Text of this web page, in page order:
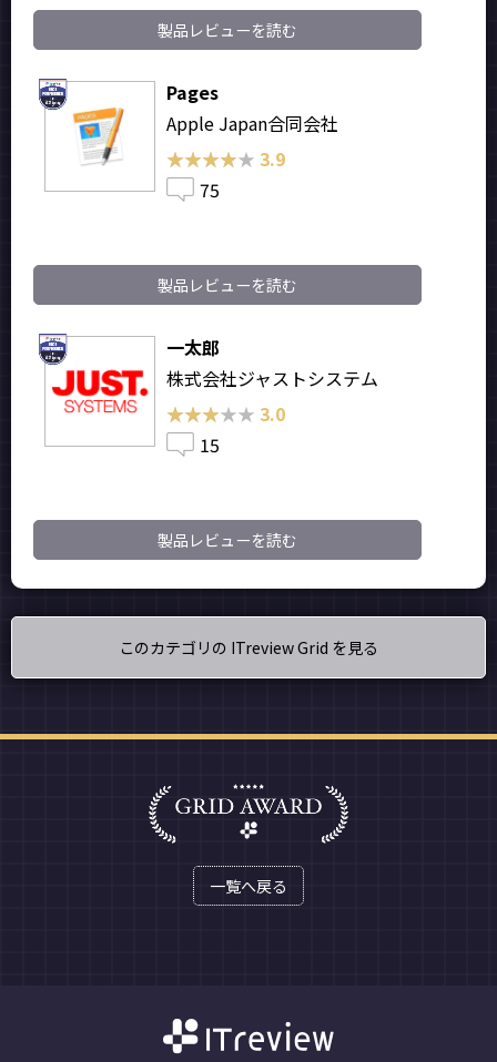
製品レビューを読む
Pages
Apple Japan合同会社
★★★★★
★★★★★ 3.9
75
製品レビューを読む
一太郎
株式会社ジャストシステム
★★★★★
★★★★★ 3.0
15
製品レビューを読む
このカテゴリの ITreview Grid を見る
一覧へ戻る